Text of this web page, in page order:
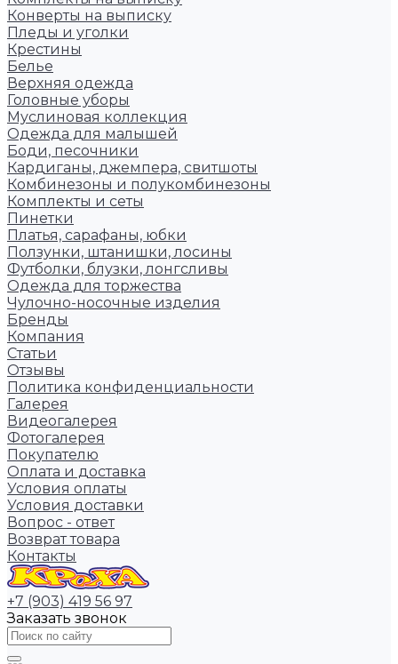
Конверты на выписку
Пледы и уголки
Крестины
Белье
Верхняя одежда
Головные уборы
Муслиновая коллекция
Одежда для малышей
Боди, песочники
Кардиганы, джемпера, свитшоты
Комбинезоны и полукомбинезоны
Комплекты и сеты
Пинетки
Платья, сарафаны, юбки
Ползунки, штанишки, лосины
Футболки, блузки, лонгсливы
Одежда для торжества
Чулочно-носочные изделия
Бренды
Компания
Статьи
Отзывы
Политика конфиденциальности
Галерея
Видеогалерея
Фотогалерея
Покупателю
Оплата и доставка
Условия оплаты
Условия доставки
Вопрос - ответ
Возврат товара
Контакты
+7 (903) 419 56 97
Заказать звонок